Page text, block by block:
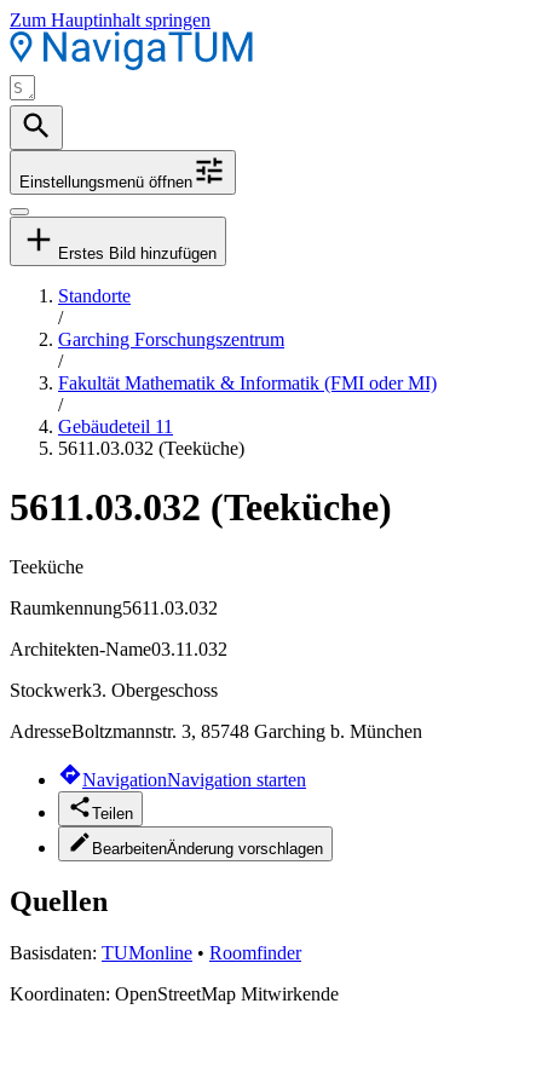
Zum Hauptinhalt springen
Einstellungsmenü öffnen
Erstes Bild hinzufügen
Standorte
/
Garching Forschungszentrum
/
Fakultät Mathematik & Informatik (FMI oder MI)
/
Gebäudeteil 11
5611.03.032 (Teeküche)
5611.03.032 (Teeküche)
Teeküche
Raumkennung5611.03.032
Architekten-Name03.11.032
Stockwerk3. Obergeschoss
AdresseBoltzmannstr. 3, 85748 Garching b. München
NavigationNavigation starten
Teilen
BearbeitenÄnderung vorschlagen
Quellen
Basisdaten: TUMonline • Roomfinder
Koordinaten: OpenStreetMap Mitwirkende